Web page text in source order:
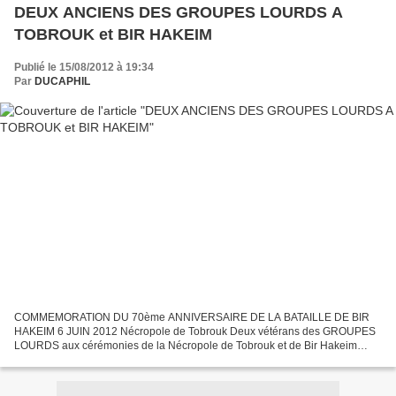
DEUX ANCIENS DES GROUPES LOURDS A
TOBROUK et BIR HAKEIM
Publié le 15/08/2012 à 19:34
Par DUCAPHIL
COMMEMORATION DU 70ème ANNIVERSAIRE DE LA BATAILLE DE BIR
HAKEIM 6 JUIN 2012 Nécropole de Tobrouk Deux vétérans des GROUPES
LOURDS aux cérémonies de la Nécropole de Tobrouk et de Bir Hakeim